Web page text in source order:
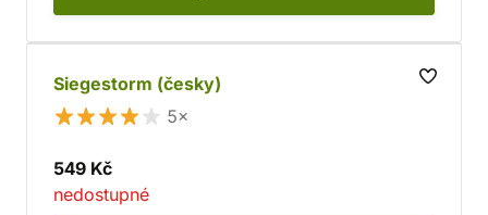
Siegestorm (česky)
5×
549 Kč
nedostupné